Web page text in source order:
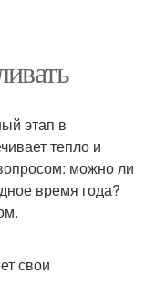
этап в
тепло и
можно ли
время года?
свои